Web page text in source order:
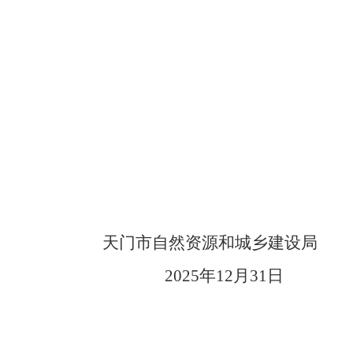
天门市自然资源和城乡建设局
2025年12月31日